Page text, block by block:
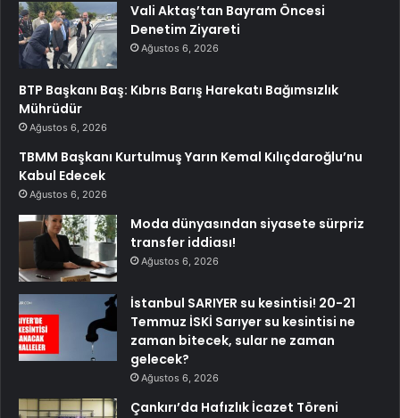
Vali Aktaş’tan Bayram Öncesi
Denetim Ziyareti
Ağustos 6, 2026
BTP Başkanı Baş: Kıbrıs Barış Harekatı Bağımsızlık
Mührüdür
Ağustos 6, 2026
TBMM Başkanı Kurtulmuş Yarın Kemal Kılıçdaroğlu’nu
Kabul Edecek
Ağustos 6, 2026
Moda dünyasından siyasete sürpriz
transfer iddiası!
Ağustos 6, 2026
İstanbul SARIYER su kesintisi! 20-21
Temmuz İSKİ Sarıyer su kesintisi ne
zaman bitecek, sular ne zaman
gelecek?
Ağustos 6, 2026
Çankırı’da Hafızlık İcazet Töreni